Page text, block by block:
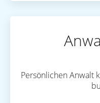
Persönlichen Anwalt